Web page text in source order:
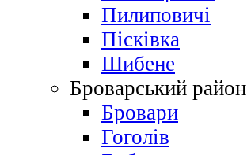
Пилиповичі
Пісківка
Шибене
Броварський район
Бровари
Гоголів